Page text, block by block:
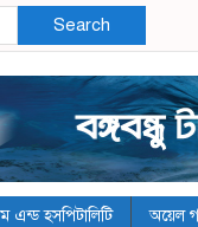
Search
এন্ড হসপিটালিটি অয়েল